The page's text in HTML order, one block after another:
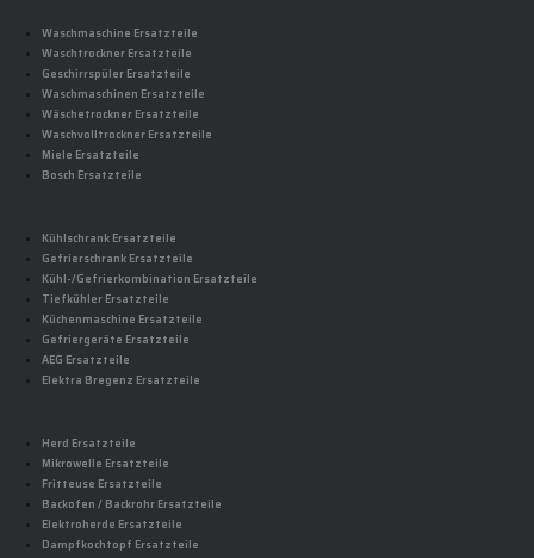
Waschmaschine Ersatzteile
Waschtrockner Ersatzteile
Geschirrspüler Ersatzteile
Waschmaschinen Ersatzteile
Wäschetrockner Ersatzteile
Waschvolltrockner Ersatzteile
Miele Ersatzteile
Bosch Ersatzteile
Kühlschrank Ersatzteile
Gefrierschrank Ersatzteile
Kühl-/Gefrierkombination Ersatzteile
Tiefkühler Ersatzteile
Küchenmaschine Ersatzteile
Gefriergeräte Ersatzteile
AEG Ersatzteile
Elektra Bregenz Ersatzteile
Herd Ersatzteile
Mikrowelle Ersatzteile
Fritteuse Ersatzteile
Backofen / Backrohr Ersatzteile
Elektroherde Ersatzteile
Dampfkochtopf Ersatzteile